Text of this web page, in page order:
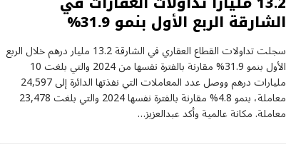
الشارقة الربع الأول بنمو 31.9%
سجلت تداولات القطاع العقاري في الشارقة 13.2 مليار درهم خلال الربع
الأول بنمو 31.9% مقارنة بالفترة نفسها من 2024 والتي بلغت 10
مليارات درهم ووصل عدد المعاملات التي نفذتها الدائرة إلى 24,597
معاملة، بنمو 4.8% مقارنة بالفترة نفسها 2024 والتي بلغت 23,478
معاملة. مكانة عالمية وأكد عبدالعزيز…